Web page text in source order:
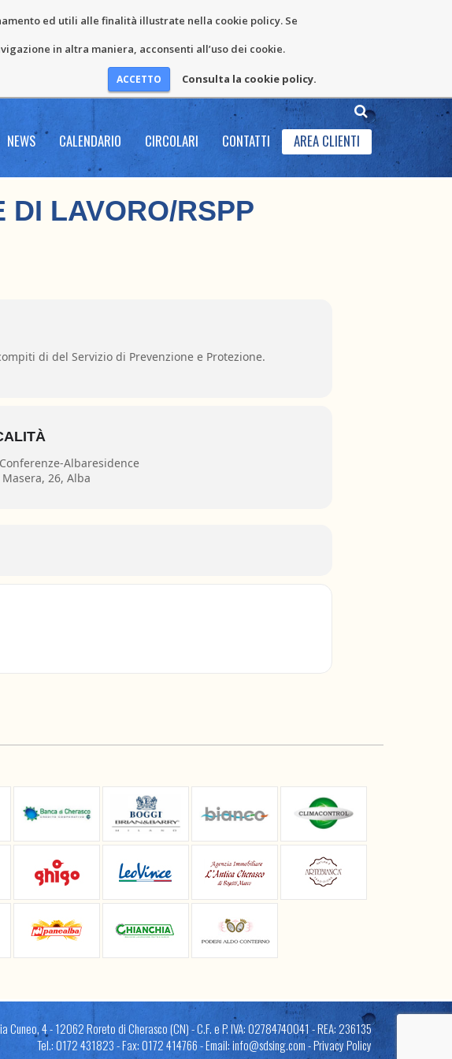
ed utili alle finalità illustrate nella cookie policy. Se
in altra maniera, acconsenti all’uso dei cookie.
Consulta la cookie policy.
NEWS CALENDARIO CIRCOLARI CONTATTI AREA CLIENTI
DI LAVORO/RSPP
di del Servizio di Prevenzione e Protezione.
Albaresidence
26, Alba
Cuneo, 4 - 12062 Roreto di Cherasco (CN) - C.F. e P. IVA: 02784740041 - REA: 236135
Tel.: 0172 431823 - Fax: 0172 414766 - Email:info@sdsing.com-Privacy Policy